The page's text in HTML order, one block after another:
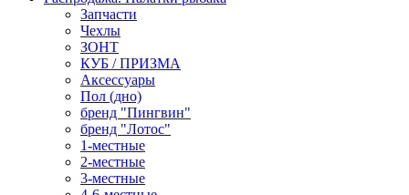
Запчасти
Чехлы
ЗОНТ
КУБ / ПРИЗМА
Аксессуары
Пол (дно)
бренд "Пингвин"
бренд "Лотос"
1-местные
2-местные
3-местные